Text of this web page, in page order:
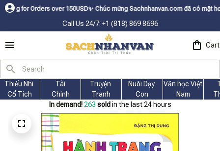
over 150USDㅤ✨ Chúc mừng Sachnhanvan.com đã có mặt hơn 200
Call Us 24/7: +1 (818) 869 8696
Cart
Thiếu Nhi
Cổ Tích
Tài
Chính
Truyện
Tranh
Nuôi Dạy
Con
Văn học Việt
Nam
In demand! 265 sold in the last 24 hours